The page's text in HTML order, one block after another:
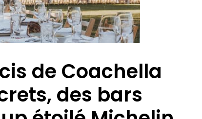
de Coachella
des bars